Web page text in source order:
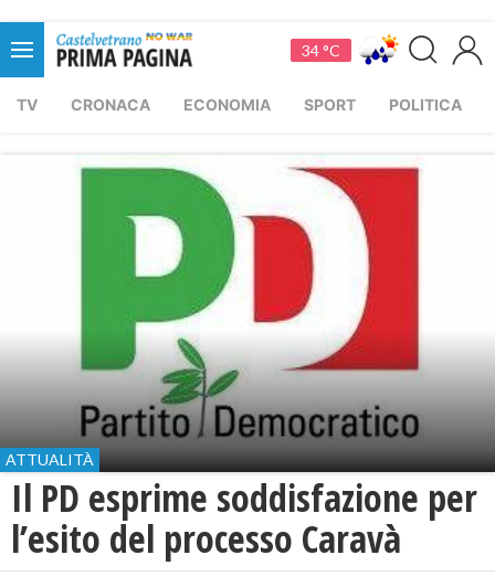
34 °C
TV CRONACA ECONOMIA SPORT POLITICA
ATTUALITÀ
Il PD esprime soddisfazione per
l’esito del processo Caravà